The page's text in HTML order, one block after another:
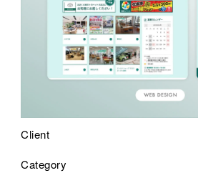
Client
Category